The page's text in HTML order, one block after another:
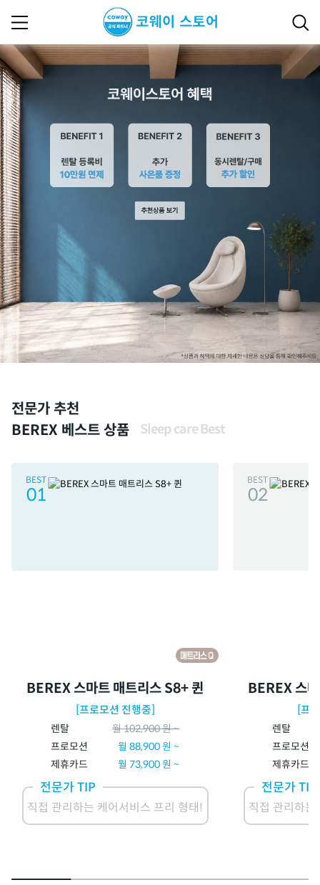
전문가 추천
BEREX 베스트 상품
Sleep care Best
BEST
01
BEREX 스마트 매트리스 S8+ 퀸
[프로모션 진행중]
렌탈 월102,900원 ~
프로모션
월88,900원 ~
제휴카드
월 73,900원 ~
전문가 TIP
직접 관리하는 케어서비스 프리 형태!
BEST
02
BEREX 스
[프
렌탈
프로모션
제휴카드
전문가 TIP
직접 관리하